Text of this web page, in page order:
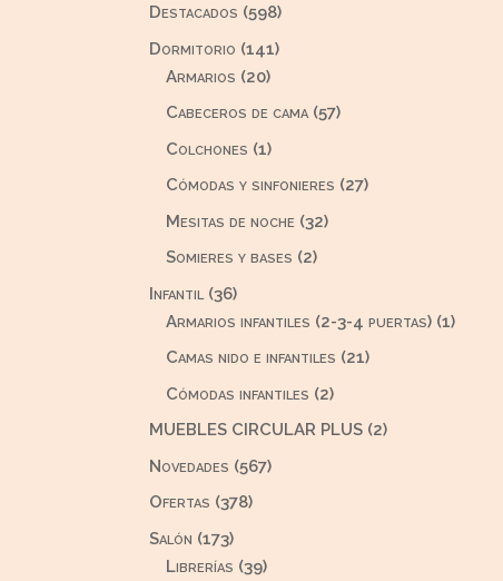
Destacados 598598
productos
Dormitorio 141141
Armarios 2020
productos
Cabeceros de cama 5757
Colchones 11
Cómodas y sinfonieres 2727
Mesitas de noche 3232
Somieres y bases 22
Infantil 3636
productos
Armarios infantiles (2-3-4 puertas) 11
Camas nido e infantiles 2121
Cómodas infantiles 22
productos
MUEBLES CIRCULAR PLUS 22
Novedades 567567
Ofertas 378378
Salón 173173
productos
Librerías 3939